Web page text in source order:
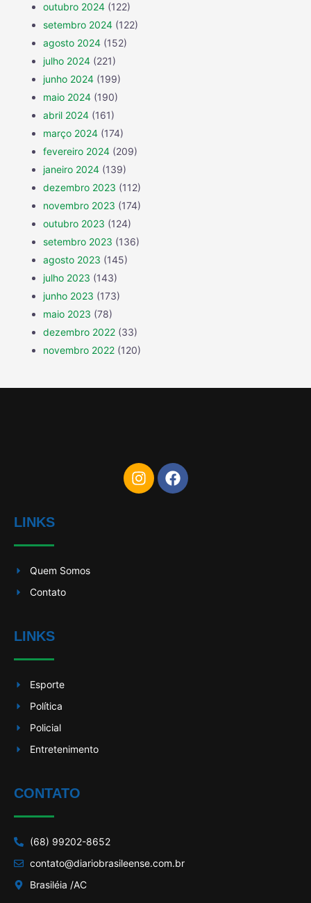
outubro 2024 (122)
setembro 2024 (122)
agosto 2024 (152)
julho 2024 (221)
junho 2024 (199)
maio 2024 (190)
abril 2024 (161)
março 2024 (174)
fevereiro 2024 (209)
janeiro 2024 (139)
dezembro 2023 (112)
novembro 2023 (174)
outubro 2023 (124)
setembro 2023 (136)
agosto 2023 (145)
julho 2023 (143)
junho 2023 (173)
maio 2023 (78)
dezembro 2022 (33)
novembro 2022 (120)
LINKS
Quem Somos
Contato
LINKS
Esporte
Política
Policial
Entretenimento
CONTATO
(68) 99202-8652
contato@diariobrasileense.com.br
Brasiléia /AC